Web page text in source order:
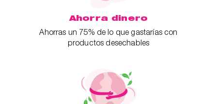
Ahorra dinero
Ahorras un 75% de lo que gastarías con
productos desechables